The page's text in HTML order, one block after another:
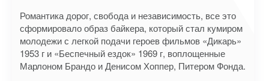
Романтика дорог, свобода и независимость, все это
сформировало образ байкера, который стал кумиром
молодежи с легкой подачи героев фильмов «Дикарь»
1953 г и «Беспечный ездок» 1969 г, воплощенные
Марлоном Брандо и Денисом Хоппер, Питером Фонда.